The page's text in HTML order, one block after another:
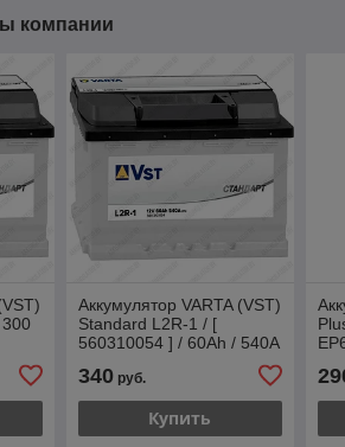
компании
Аккумулятор VARTA (VST)
Standard L2R-1 / [
560310054 ] / 60Ah / 540А
340руб.
Купить